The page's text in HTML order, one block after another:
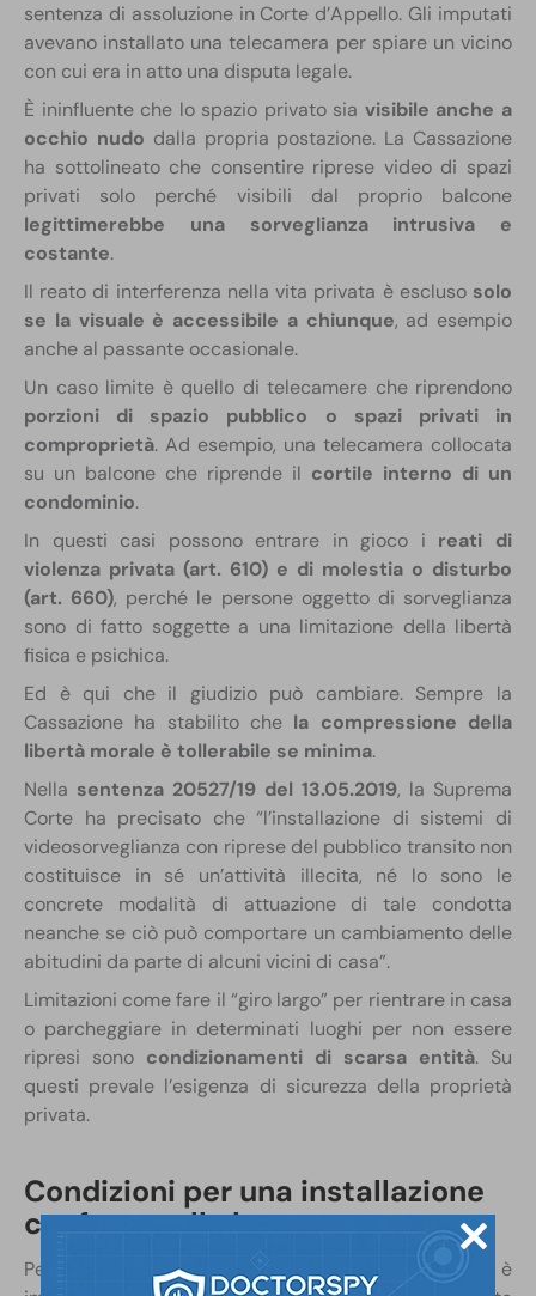
sentenza di assoluzione in Corte d’Appello. Gli imputati
avevano installato una telecamera per spiare un vicino
con cui era in atto una disputa legale.
È ininfluente che lo spazio privato sia visibile anche a
occhio nudo dalla propria postazione. La Cassazione
ha sottolineato che consentire riprese video di spazi
privati solo perché visibili dal proprio balcone
legittimerebbe una sorveglianza intrusiva e
costante.
Il reato di interferenza nella vita privata è escluso solo
se la visuale è accessibile a chiunque, ad esempio
anche al passante occasionale.
Un caso limite è quello di telecamere che riprendono
porzioni di spazio pubblico o spazi privati in
comproprietà. Ad esempio, una telecamera collocata
su un balcone che riprende il cortile interno di un
condominio.
In questi casi possono entrare in gioco i reati di
violenza privata (art. 610) e di molestia o disturbo
(art. 660), perché le persone oggetto di sorveglianza
sono di fatto soggette a una limitazione della libertà
fisica e psichica.
Ed è qui che il giudizio può cambiare. Sempre la
Cassazione ha stabilito che la compressione della
libertà morale è tollerabile se minima.
Nella sentenza 20527/19 del 13.05.2019, la Suprema
Corte ha precisato che “l’installazione di sistemi di
videosorveglianza con riprese del pubblico transito non
costituisce in sé un’attività illecita, né lo sono le
concrete modalità di attuazione di tale condotta
neanche se ciò può comportare un cambiamento delle
abitudini da parte di alcuni vicini di casa”.
Limitazioni come fare il “giro largo” per rientrare in casa
o parcheggiare in determinati luoghi per non essere
ripresi sono condizionamenti di scarsa entità. Su
questi prevale l’esigenza di sicurezza della proprietà
privata.
Condizioni per una installazione
conforme alla legge
Per installare legalmente una telecamera sul balcone, è